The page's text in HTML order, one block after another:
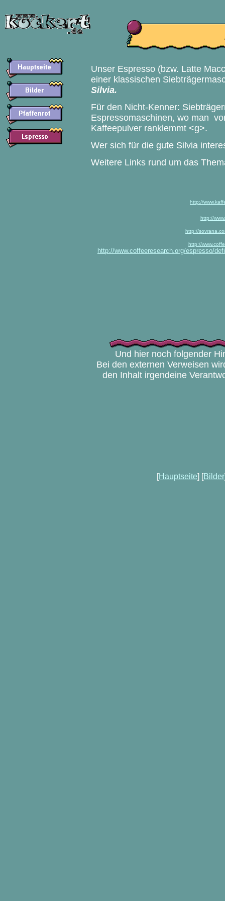
Unser Espresso (bzw. Latte
einer klassischen
Silvia.
Für den Nicht-Kenner:
Espressomaschinen, wo man
Kaffeepulver ranklemmt <g>.
Wer sich für die gute Silvia
Weitere Links rund um das
http://
http://
http://
http://
http://www.coffeeresearch.org/espresso/
Und hier noch folgender
Bei den externen Verweisen
den Inhalt irgendeine
[Hauptseite] [Bilder